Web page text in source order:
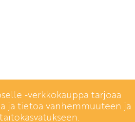
-verkkokauppa tarjoaa
ja tietoa vanhemmuuteen ja